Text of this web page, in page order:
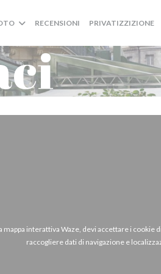
RECENSIONI PRIVATIZZIZIONE
mappa interattiva Waze, devi accettare i cookie
raccogliere dati di navigazione e